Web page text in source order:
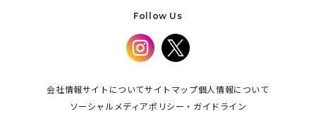
Follow Us
会社情報サイトについてサイトマップ個人情報について
ソーシャルメディアポリシー・ガイドライン